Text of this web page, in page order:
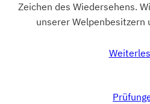
Zeichen des Wiedersehens.
unserer